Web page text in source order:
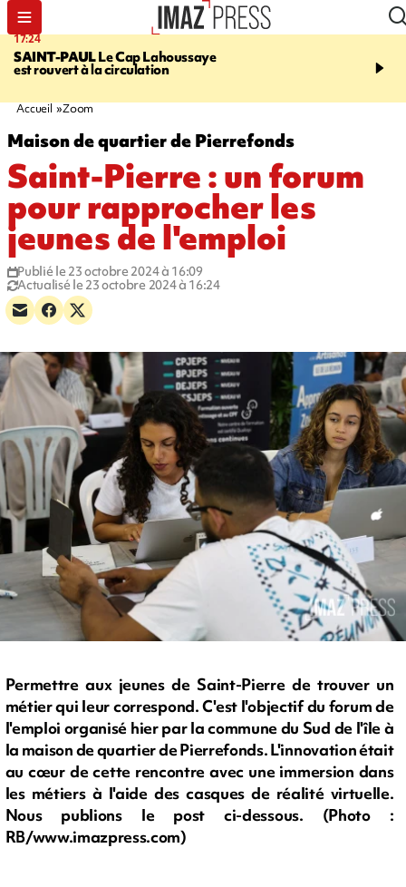
17:24
SAINT-PAULLe Cap Lahoussaye
est rouvert à la circulation
19:49
Quentin Dumontier, sa
Accueil Zoom
Maison de quartier de Pierrefonds
Saint-Pierre : un forum
pour rapprocher les
jeunes de l'emploi
Publié le 23 octobre 2024 à 16:09
Actualisé le 23 octobre 2024 à 16:24
Permettre aux jeunes de Saint-Pierre de trouver un
métier qui leur correspond. C'est l'objectif du forum de
l'emploi organisé hier par la commune du Sud de l'île à
la maison de quartier de Pierrefonds. L'innovation était
au cœur de cette rencontre avec une immersion dans
les métiers à l'aide des casques de réalité virtuelle.
Nous publions le post ci-dessous. (Photo :
RB/www.imazpress.com)